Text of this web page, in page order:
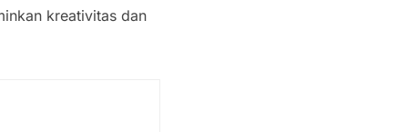
kreativitas dan